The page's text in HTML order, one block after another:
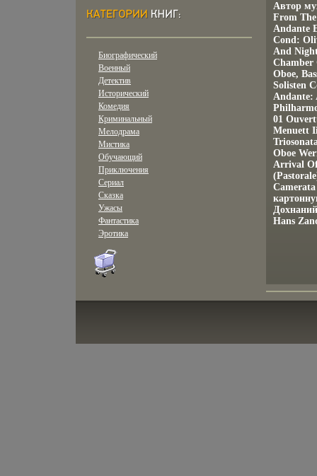
Биографический
Военный
Детектив
Исторический
Комедия
Криминальный
Мелодрама
Мистика
Обучающий
Приключения
Сериал
Сказка
Ужасы
Фантастика
Эротика
Автор
From
Andante
Cond:
And
Chamber
Oboe,
Solisten
Andante:
01
Menuett
Oboe
Arrival Of
Hans